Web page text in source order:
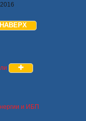
2016
НАВЕРХ
и ИБП